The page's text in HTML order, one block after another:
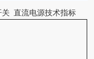
关 直流电源技术指标
公司